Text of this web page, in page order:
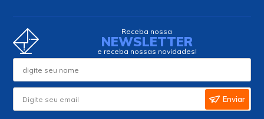
Receba nossa
NEWSLETTER
e receba nossas novidades!
Enviar